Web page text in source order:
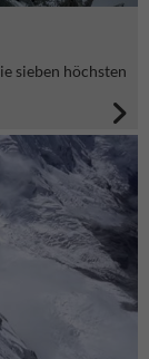
sieben höchsten